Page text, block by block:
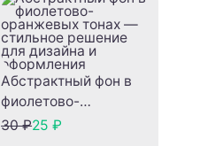
Абстрактный фон в
фиолетово-
оранжевых тонах —
30 ₽25 ₽